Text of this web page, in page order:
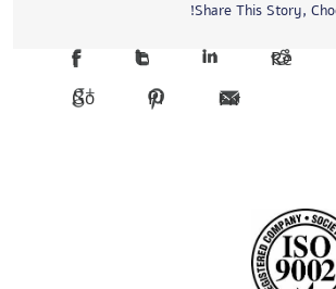
Share This Story,
FacebookTwitter LinkedInReddit
Google +1PinterestEmail